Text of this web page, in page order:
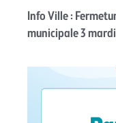
Info Ville :
municipale 3